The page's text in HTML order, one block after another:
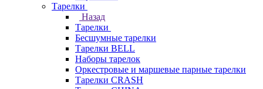
Тарелки
Назад
Тарелки
Бесшумные тарелки
Тарелки BELL
Наборы тарелок
Оркестровые и маршевые парные тарелки
Тарелки CRASH